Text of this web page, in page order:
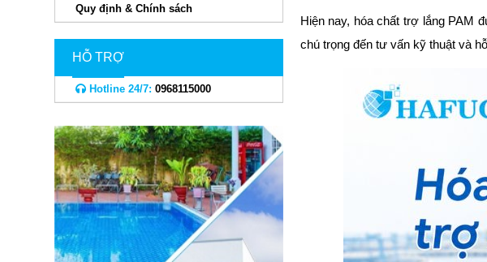
Hiện nay, hóa chất trợ lắng PAM
chú trọng đến tư vấn kỹ thuật và
Quy định & Chính sách
HỖ TRỢ
Hotline 24/7: 0968115000